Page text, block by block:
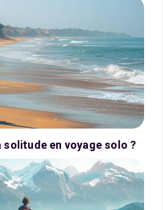
solitude en voyage solo ?